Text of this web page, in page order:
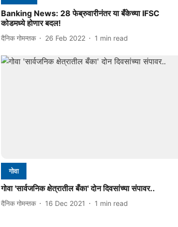
Banking News: 28 फेब्रुवारीनंतर या बँकेच्या IFSC
कोडमध्ये होणार बदल!
दैनिक गोमन्तक 26 Feb 2022 1 min read
गोवा
गोवा 'सार्वजनिक क्षेत्रातील बँका' दोन दिवसांच्या संपावर..
दैनिक गोमन्तक 16 Dec 2021 1 min read